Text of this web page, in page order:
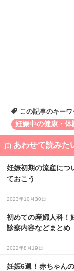
この記事のキーワ
妊娠中の健康・体
あわせて読みた
妊娠初期の流産につ
ておこう
2023年10月30日
初めての産婦人科！
診察内容などまとめ
2022年8月19日
妊娠6週！赤ちゃん